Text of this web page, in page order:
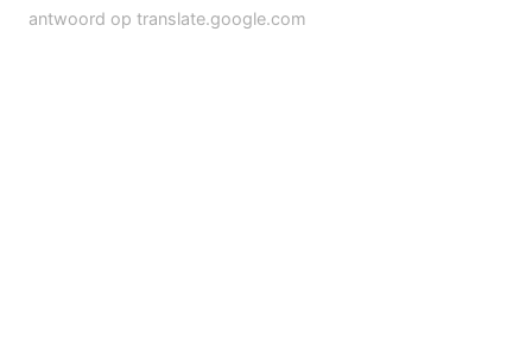
antwoord op translate.google.com